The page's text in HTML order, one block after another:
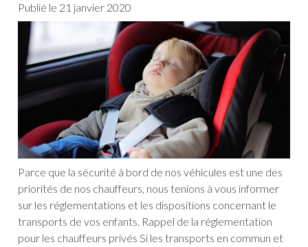
Publié le 21 janvier 2020
Parce que la sécurité à bord de nos véhicules est une des
priorités de nos chauffeurs, nous tenions à vous informer
sur les réglementations et les dispositions concernant le
transports de vos enfants. Rappel de la réglementation
pour les chauffeurs privés Si les transports en commun et